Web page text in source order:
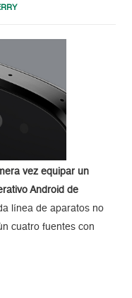
vez equipar un
Android de
línea de aparatos no
cuatro fuentes con